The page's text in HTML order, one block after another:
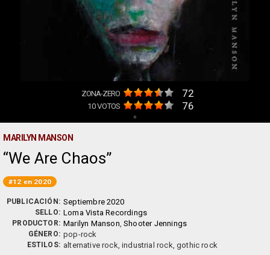
ZONA-ZERO 72
10VOTOS 76
+
MARILYN MANSON
We Are Chaos
#12 en 2020
PUBLICACIÓN: Septiembre 2020
SELLO: Loma Vista Recordings
PRODUCTOR: Marilyn Manson ,Shooter Jennings
GÉNERO: pop-rock
ESTILOS: alternative rock, industrial rock, gothic rock